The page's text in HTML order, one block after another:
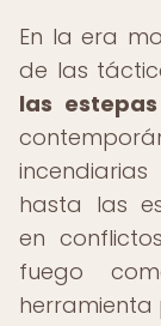
En la era
de las
las estepas
hasta las
en
fuego
herramienta